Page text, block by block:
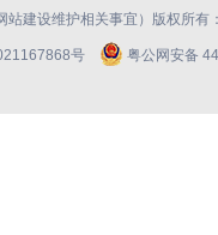
建设维护相关事宜）版权所有
号 粤公网安备